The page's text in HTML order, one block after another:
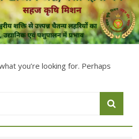
you’re looking for. Perhaps